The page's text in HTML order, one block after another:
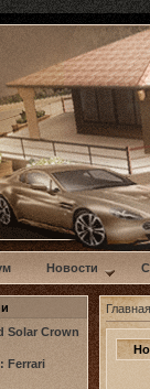
Новости
Solar Crown
Ferrari
Главная